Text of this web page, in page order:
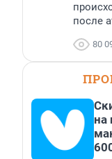
после
80
на